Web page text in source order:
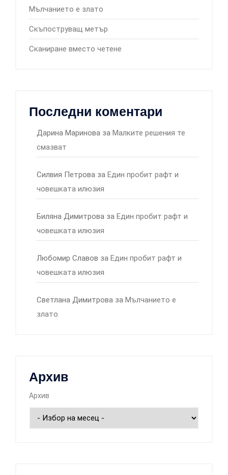
Мълчанието е злато
Скъпоструващ метър
Сканиране вместо четене
Последни коментари
Дарина Маринова за Малките решения те
смазват
Силвия Петрова за Един пробит рафт и
човешката илюзия
Биляна Димитрова за Един пробит рафт и
човешката илюзия
Любомир Славов за Един пробит рафт и
човешката илюзия
Светлана Димитрова за Мълчанието е
злато
Архив
Архив